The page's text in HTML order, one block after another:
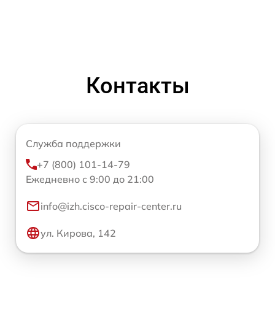
Контакты
Служба поддержки
+7 (800) 101-14-79
Ежедневно с 9:00 до 21:00
info@izh.cisco-repair-center.ru
ул. Кирова, 142